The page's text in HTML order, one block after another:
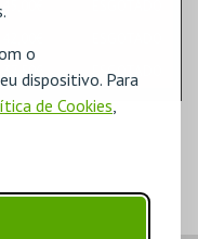
o
dispositivo. Para
de Cookies
37,50€ ESGOTADO